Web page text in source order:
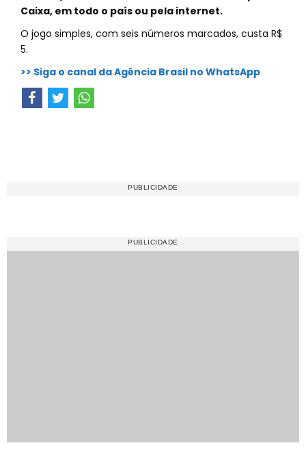
Caixa, em todo o país ou pela internet.
O jogo simples, com seis números marcados, custa R$
5.
>> Siga o canal da Agência Brasil no WhatsApp